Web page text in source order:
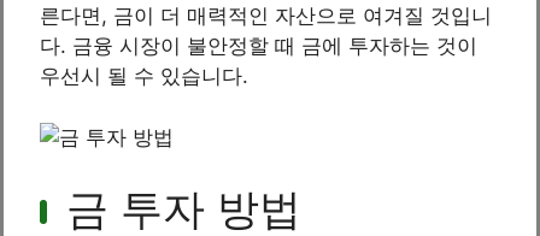
른다면, 금이 더 매력적인 자산으로 여겨질 것입니
다. 금융 시장이 불안정할 때 금에 투자하는 것이
우선시 될 수 있습니다.
금 투자 방법